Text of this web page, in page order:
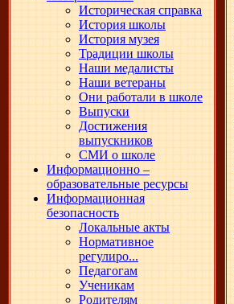
Историческая справка
История школы
История музея
Традиции школы
Наши медалисты
Наши ветераны
Они работали в школе
Выпуски
Достижения
выпускников
СМИ о школе
Информационно –
образовательные ресурсы
Информационная
безопасность
Локальные акты
Нормативное
регулиро...
Педагогам
Ученикам
Родителям